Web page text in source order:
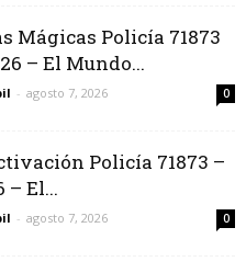
Mágicas Policía 71873
– El Mundo...
- agosto 7, 2026 0
Policía 71873 –
El...
- agosto 7, 2026 0